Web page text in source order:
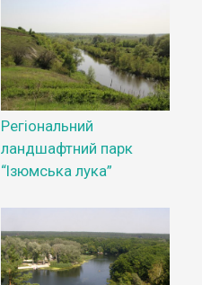
Регіональний
ландшафтний парк
“Ізюмська лука”